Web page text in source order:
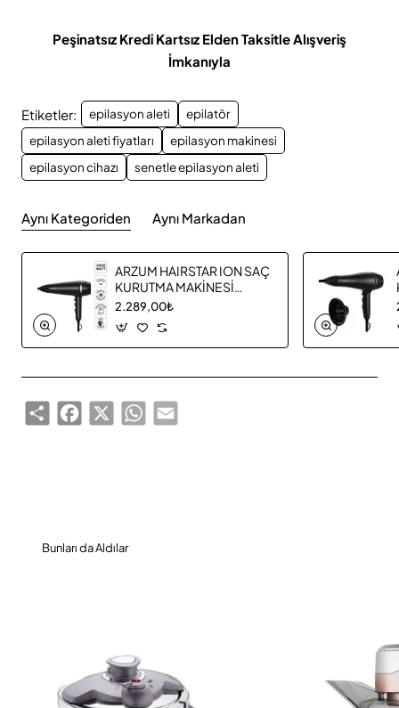
Peşinatsız Kredi Kartsız Elden Taksitle Alışveriş
İmkanıyla
Etiketler: epilasyon aleti
epilatör
epilasyon aleti fiyatları
epilasyon makinesi
epilasyon cihazı
senetle epilasyon aleti
Aynı Kategoriden Aynı Markadan
ARZUM HAIRSTAR ION SAÇ
KURUTMA MAKİNESİ
AR5138 17
2.289,00₺
ShareFacebook
X WhatsApp
Email
Bunları da Aldılar